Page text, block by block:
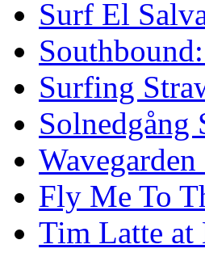
Surf El
Surfing
Solnedgång
Wavegarden
Fly Me To
Tim Latte at